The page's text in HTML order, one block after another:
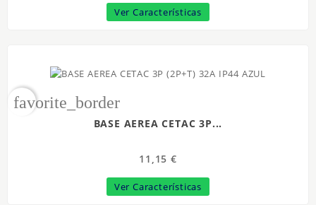
Ver Características
favorite_border
BASE AEREA CETAC 3P...
11,15 €
Ver Características